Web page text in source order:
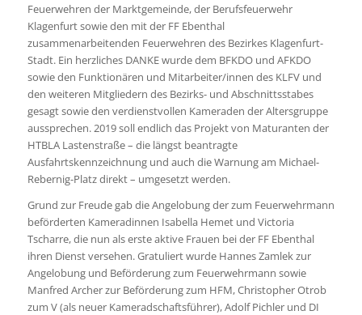
Feuerwehren der Marktgemeinde, der Berufsfeuerwehr
Klagenfurt sowie den mit der FF Ebenthal
zusammenarbeitenden Feuerwehren des Bezirkes Klagenfurt-
Stadt. Ein herzliches DANKE wurde dem BFKDO und AFKDO
sowie den Funktionären und Mitarbeiter/innen des KLFV und
den weiteren Mitgliedern des Bezirks- und Abschnittsstabes
gesagt sowie den verdienstvollen Kameraden der Altersgruppe
aussprechen. 2019 soll endlich das Projekt von Maturanten der
HTBLA Lastenstraße – die längst beantragte
Ausfahrtskennzeichnung und auch die Warnung am Michael-
Rebernig-Platz direkt – umgesetzt werden.
Grund zur Freude gab die Angelobung der zum Feuerwehrmann
beförderten Kameradinnen Isabella Hemet und Victoria
Tscharre, die nun als erste aktive Frauen bei der FF Ebenthal
ihren Dienst versehen. Gratuliert wurde Hannes Zamlek zur
Angelobung und Beförderung zum Feuerwehrmann sowie
Manfred Archer zur Beförderung zum HFM, Christopher Otrob
zum V (als neuer Kameradschaftsführer), Adolf Pichler und DI